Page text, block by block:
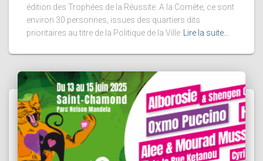
édition des Trophées de la Réussite. A la Comète, ce sont
environ 30 personnes, issues des quartiers dits
prioritaires au titre de la Politique de la Ville Lire la suite…